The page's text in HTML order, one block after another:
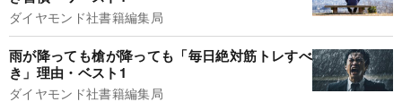
ダイヤモンド社書籍編集局
雨が降っても槍が降っても「毎日絶対筋トレすべ
き」理由・ベスト1
ダイヤモンド社書籍編集局